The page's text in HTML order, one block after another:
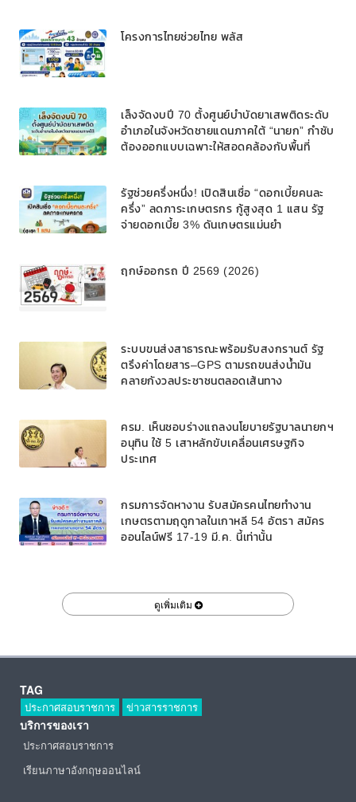
โครงการไทยช่วยไทย พลัส
เล็งจัดงบปี 70 ตั้งศูนย์บำบัดยาเสพติดระดับ
อำเภอในจังหวัดชายแดนภาคใต้ “นายก” กำชับ
ต้องออกแบบเฉพาะให้สอดคล้องกับพื้นที่
รัฐช่วยครึ่งหนึ่ง! เปิดสินเชื่อ “ดอกเบี้ยคนละ
ครึ่ง” ลดภาระเกษตรกร กู้สูงสุด 1 แสน รัฐ
จ่ายดอกเบี้ย 3% ดันเกษตรแม่นยำ
ฤกษ์ออกรถ ปี 2569 (2026)
ระบบขนส่งสาธารณะพร้อมรับสงกรานต์ รัฐ
ตรึงค่าโดยสาร–GPS ตามรถขนส่งน้ำมัน
คลายกังวลประชาชนตลอดเส้นทาง
ครม. เห็นชอบร่างแถลงนโยบายรัฐบาลนายกฯ
อนุทิน ใช้ 5 เสาหลักขับเคลื่อนเศรษฐกิจ
ประเทศ
กรมการจัดหางาน รับสมัครคนไทยทำงาน
เกษตรตามฤดูกาลในเกาหลี 54 อัตรา สมัคร
ออนไลน์ฟรี 17-19 มี.ค. นี้เท่านั้น
ดูเพิ่มเติม
TAG
ประกาศสอบราชการ ข่าวสารราชการ
บริการของเรา
ประกาศสอบราชการ
เรียนภาษาอังกฤษออนไลน์